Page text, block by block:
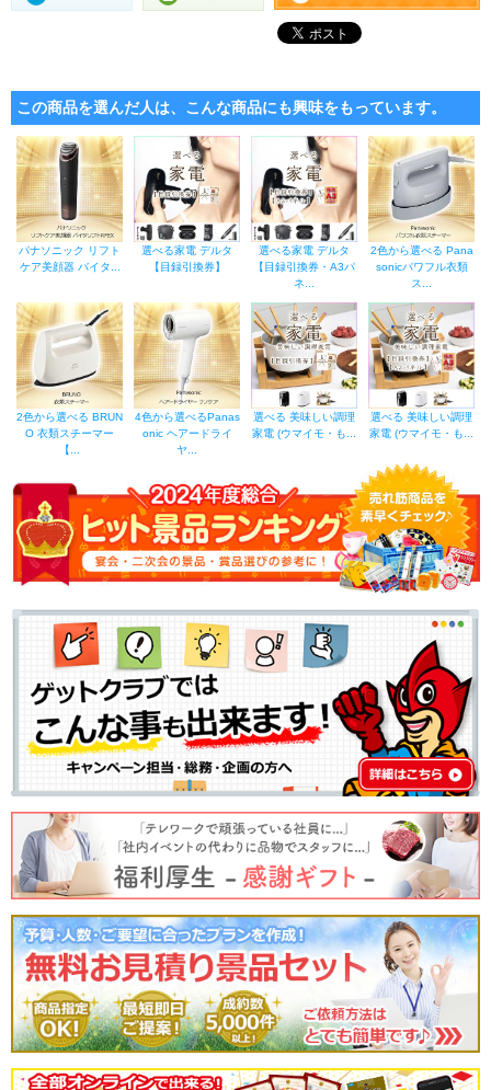
この商品を選んだ人は、こんな商品にも興味をもっています。
パナソニック リフト
ケア美顔器 バイタ...
選べる家電 デルタ
【目録引換券】
選べる家電 デルタ
【目録引換券・A3パ
ネ...
2色から選べる Pana
sonicパワフル衣類
ス...
2色から選べる BRUN
O 衣類スチーマー
【...
4色から選べるPanas
onic ヘアードライ
ヤ...
選べる 美味しい調理
家電 (ウマイモ・も...
選べる 美味しい調理
家電 (ウマイモ・も...